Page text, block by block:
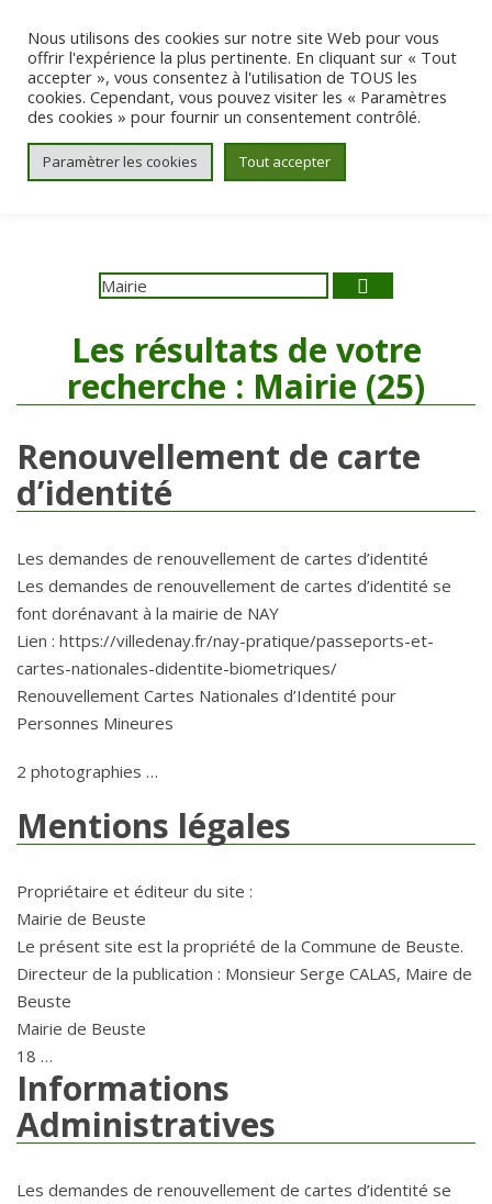
Aller au contenu
Rechercher
Les résultats de votre
recherche : Mairie (25)
Renouvellement de carte
d’identité
Les demandes de renouvellement de cartes d’identité
Les demandes de renouvellement de cartes d’identité se
font dorénavant à la mairie de NAY
Lien : https://villedenay.fr/nay-pratique/passeports-et-
cartes-nationales-didentite-biometriques/
Renouvellement Cartes Nationales d’Identité pour
Personnes Mineures
2 photographies …
Mentions légales
Propriétaire et éditeur du site :
Mairie de Beuste
Le présent site est la propriété de la Commune de Beuste.
Directeur de la publication : Monsieur Serge CALAS, Maire de
Beuste
Mairie de Beuste
18 …
Informations
Administratives
Les demandes de renouvellement de cartes d’identité se
Nous utilisons des cookies sur notre site Web pour vous
offrir l'expérience la plus pertinente. En cliquant sur « Tout
accepter », vous consentez à l'utilisation de TOUS les
cookies. Cependant, vous pouvez visiter les « Paramètres
des cookies » pour fournir un consentement contrôlé.
Paramètrer les cookies Tout accepter